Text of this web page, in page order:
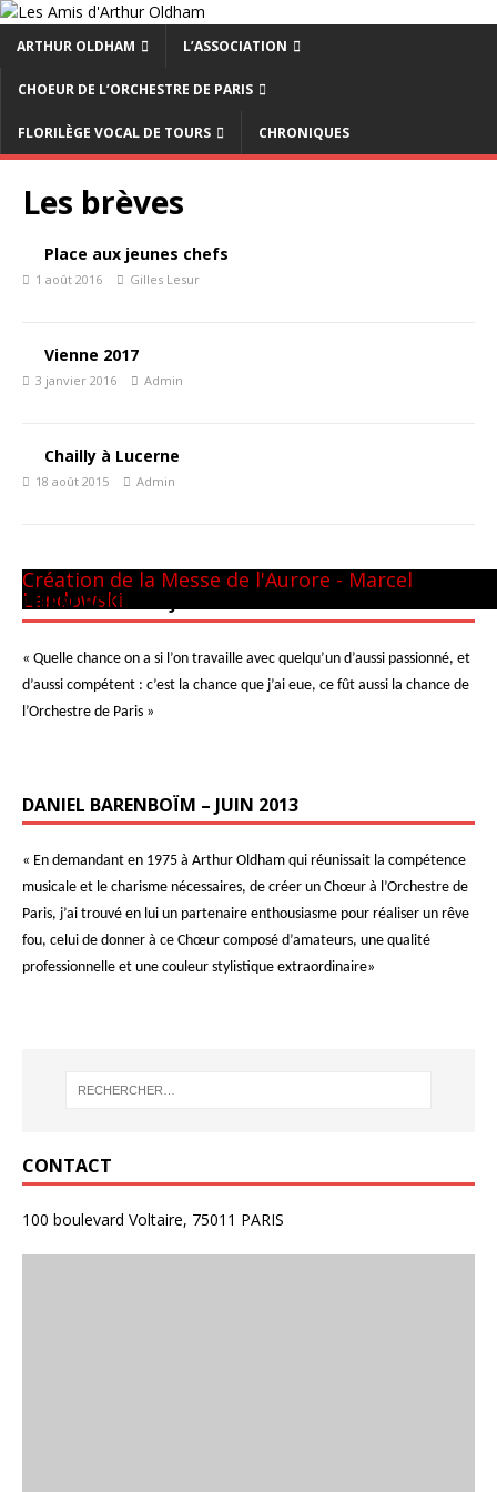
ARTHUR OLDHAM L’ASSOCIATION
CHOEUR DE L’ORCHESTRE DE PARIS
FLORILÈGE VOCAL DE TOURS CHRONIQUES
Les brèves
Place aux jeunes chefs
1 août 2016 Gilles Lesur
Vienne 2017
3 janvier 2016 Admin
Chailly à Lucerne
18 août 2015 Admin
Panthéon - 22 mai 1981
CM GUILINI
Arthur & Daniel
à New-York
avec L. Naouri à Orange
A Tel-Aviv
Avec Michel Plasson
Dernier requiem à Turin
Concert inaugural - Te Deum de Berlioz
Avec Seiji Ozawa
Création de la Messe de l'Aurore - Marcel
Landowski
PIERRE BOULEZ – JUIN 2013
« Quelle chance on a si l’on travaille avec quelqu’un d’aussi passionné, et
d’aussi compétent : c’est la chance que j’ai eue, ce fût aussi la chance de
l’Orchestre de Paris »
DANIEL BARENBOÏM – JUIN 2013
« En demandant en 1975 à Arthur Oldham qui réunissait la compétence
musicale et le charisme nécessaires, de créer un Chœur à l’Orchestre de
Paris, j’ai trouvé en lui un partenaire enthousiasme pour réaliser un rêve
fou, celui de donner à ce Chœur composé d’amateurs, une qualité
professionnelle et une couleur stylistique extraordinaire»
CONTACT
100 boulevard Voltaire, 75011 PARIS